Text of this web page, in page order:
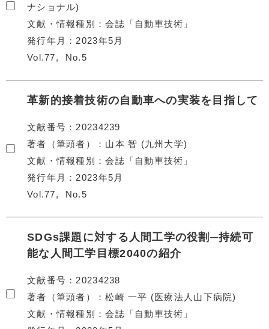
ナショナル)
文献・情報種別
会誌「自動車技術」
発行年月
2023年5月
Vol.77
No.5
革新的接着技術の自動車への実装を目指して
文献番号
20234239
著者（筆頭者）
山本 智 (九州大学)
文献・情報種別
会誌「自動車技術」
発行年月
2023年5月
Vol.77
No.5
SDGs課題に対する人間工学の役割─持続可
能な人間工学目標2040の紹介
文献番号
20234238
著者（筆頭者）
松崎 一平 (医療法人山下病院)
文献・情報種別
会誌「自動車技術」